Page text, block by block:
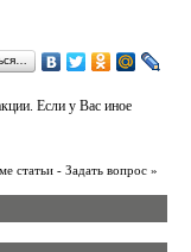
Если у Вас иное
статьи - Задать вопрос »